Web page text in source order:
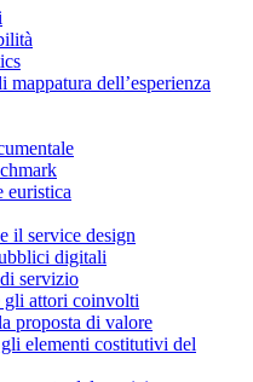
mappatura dell’esperienza
euristica
il service design
digitali
servizio
gli attori coinvolti
proposta di valore
elementi costitutivi del